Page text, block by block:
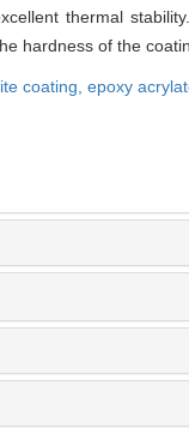
thermal
hardness of the
coating, epoxy